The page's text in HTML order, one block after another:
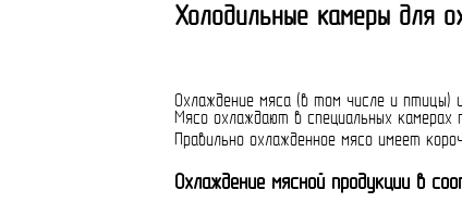
Холодильные камеры для
Охлаждение мяса (в том числе и птицы)
Мясо охлаждают в специальных камерах
Правильно охлажденное мясо имеет
Охлаждение мясной продукции в